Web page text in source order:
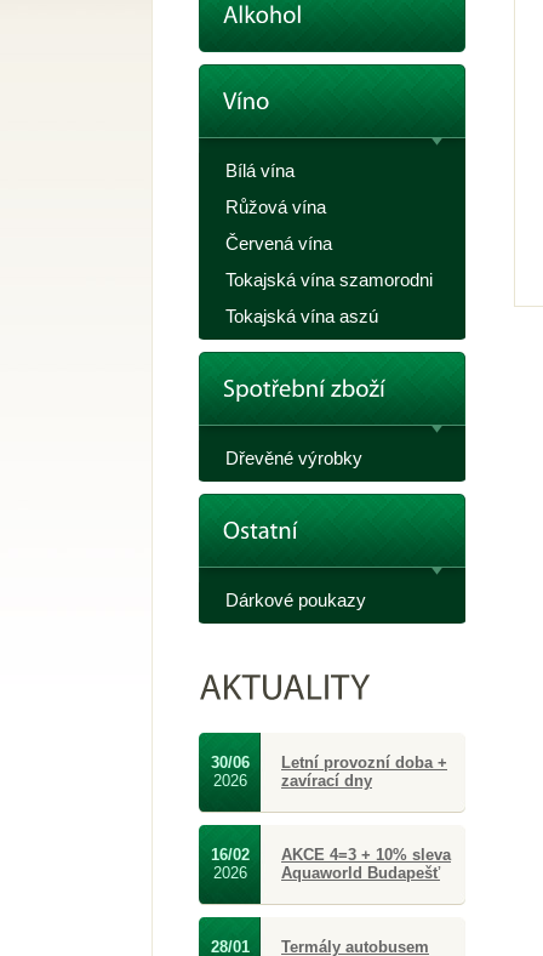
Bílá vína
Růžová vína
Červená vína
Tokajská vína szamorodni
Tokajská vína aszú
Dřevěné výrobky
Dárkové poukazy
30/06
2026
Letní provozní doba +
zavírací dny
16/02
2026
AKCE 4=3 + 10% sleva
Aquaworld Budapešť
28/01 Termály autobusem